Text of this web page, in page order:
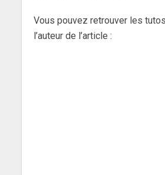
Vous pouvez retrouver les
l’auteur de l’article :